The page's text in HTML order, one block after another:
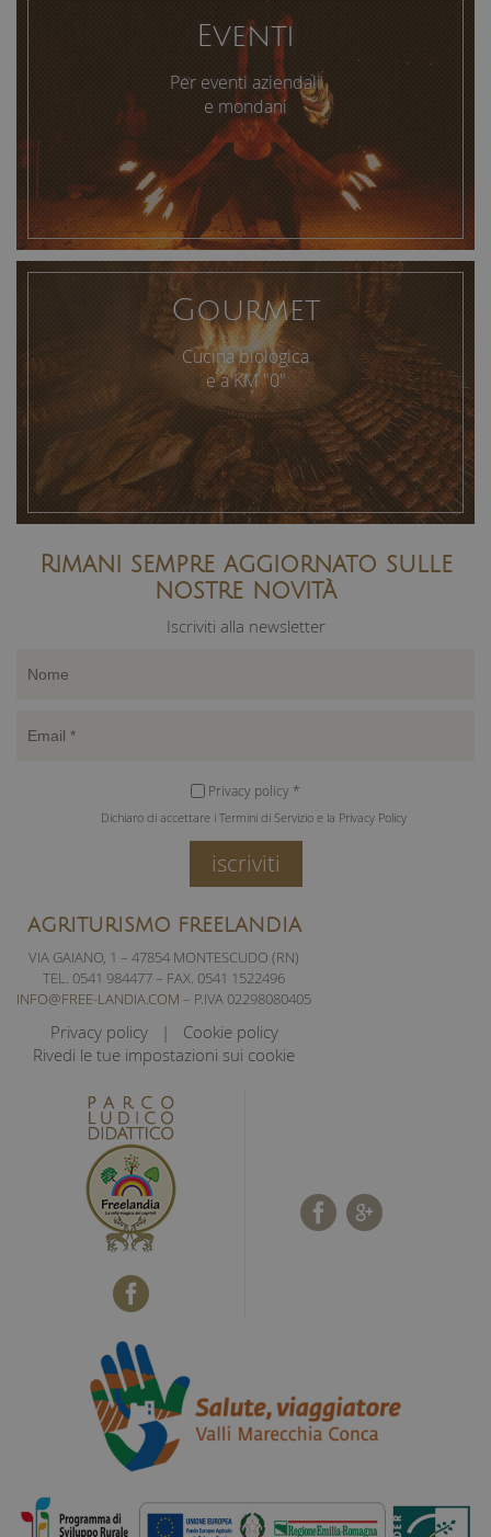
Eventi
Per eventi aziendali
e mondani
Gourmet
Cucina biologica
e a KM "0"
Rimani sempre aggiornato sulle
nostre novità
Iscriviti alla newsletter
Privacy policy *
Dichiaro di accettare i Termini di Servizio e la Privacy Policy
iscriviti
AGRITURISMO FREELANDIA
VIA GAIANO, 1 – 47854 MONTESCUDO (RN)
TEL. 0541 984477 – FAX. 0541 1522496
INFO@FREE-LANDIA.COM – P.IVA 02298080405
Privacy policy
Cookie policy
Rivedi le tue impostazioni sui cookie